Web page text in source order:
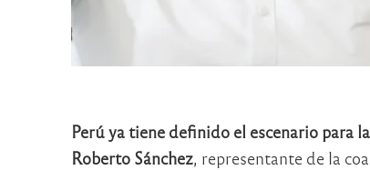
Perú ya tiene definido el escenario para
Roberto Sánchez, representante de la